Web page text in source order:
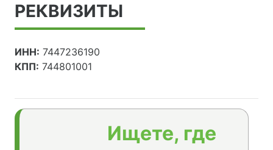
РЕКВИЗИТЫ
ИНН: 7447236190
КПП: 744801001
Ищете, где